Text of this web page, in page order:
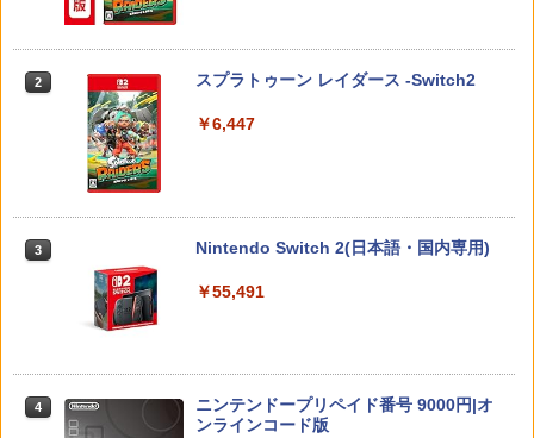
までご利用可 ■
￥7,979
￥8,118
リーズ）
￥4,890
￥4,940
ngman NS ウィングマン NS Lite コンバ
ーター コントローラー 変換アダプター
PS5 XBOX Elite コントローラー用 Swit
グケース 新型 ジョイコン ソフト ケーブ
ルなど 収納可能 ギフト プレゼント シン
プル 無地 黒 ピンク 黄色 赤 青 送料無料
￥1,100
3
Switch2 ケース 即納 パステルカラー か
わいい Nintendo スイッチ2 対応 スイッ
チ スイッチツー ニンテンドー カバー ポ
ーチ ストラップ 新型 ジョイコン ソフト
ケーブル 収納可能 クリスマス ギフト プ
海の涙編 (Blu-ray通常版)【Blu-ray】 [
￥5,104
2 スプラトゥーン レイダース -Switch2
￥6,447
3 Nintendo Switch 2(日本語・国内専用)
￥55,491
4
ニンテンドープリペイド番号 9000円|オ
ンラインコード版